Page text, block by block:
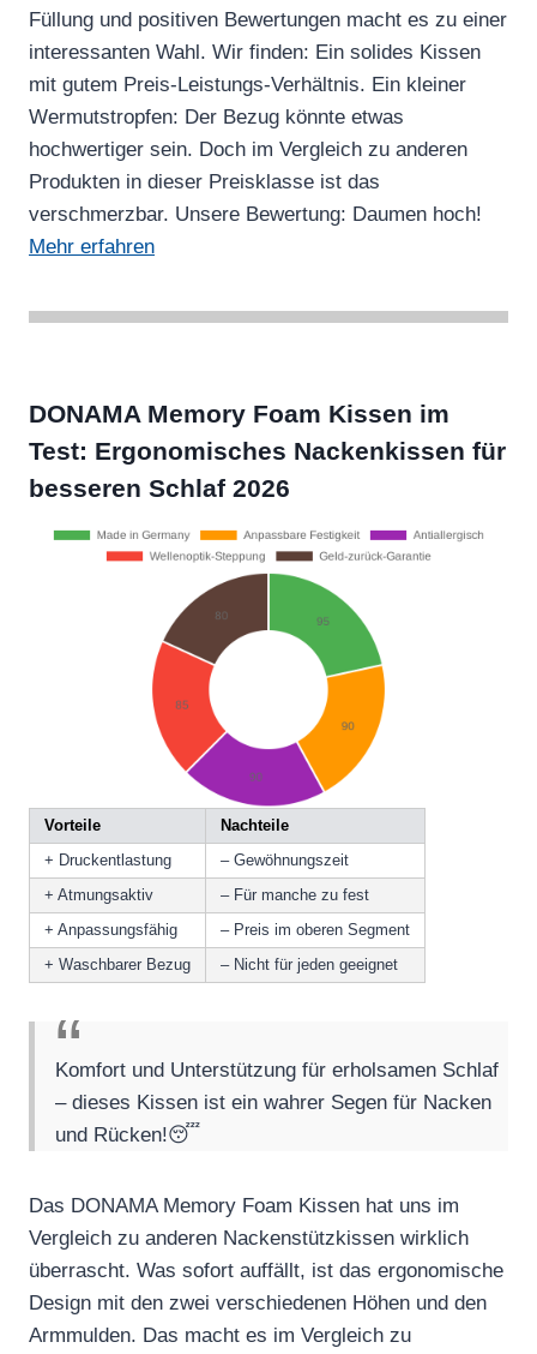
Füllung und positiven Bewertungen macht es zu einer
interessanten Wahl. Wir finden: Ein solides Kissen
mit gutem Preis-Leistungs-Verhältnis. Ein kleiner
Wermutstropfen: Der Bezug könnte etwas
hochwertiger sein. Doch im Vergleich zu anderen
Produkten in dieser Preisklasse ist das
verschmerzbar. Unsere Bewertung: Daumen hoch!
Mehr erfahren
DONAMA Memory Foam Kissen im
Test: Ergonomisches Nackenkissen für
besseren Schlaf 2026
Vorteile
Nachteile
+ Druckentlastung
– Gewöhnungszeit
+ Atmungsaktiv
– Für manche zu fest
+ Anpassungsfähig
– Preis im oberen Segment
+ Waschbarer Bezug
– Nicht für jeden geeignet
Komfort und Unterstützung für erholsamen Schlaf
– dieses Kissen ist ein wahrer Segen für Nacken
und Rücken!😴
Das DONAMA Memory Foam Kissen hat uns im
Vergleich zu anderen Nackenstützkissen wirklich
überrascht. Was sofort auffällt, ist das ergonomische
Design mit den zwei verschiedenen Höhen und den
Armmulden. Das macht es im Vergleich zu